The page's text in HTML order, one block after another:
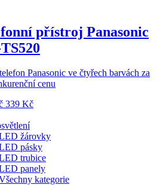
přístroj Panasonic
Panasonic ve čtyřech barvách za
cenu
339 Kč
žárovky
pásky
trubice
panely
kategorie